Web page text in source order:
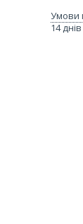
14 днів